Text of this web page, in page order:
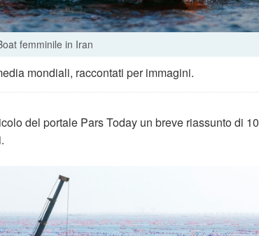
femminile in Iran
mondiali, raccontati per immagini.
del portale Pars Today un breve riassunto di 10